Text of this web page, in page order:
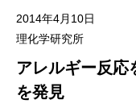
2014年4月10日
理化学研究所
アレルギー反応
を発見